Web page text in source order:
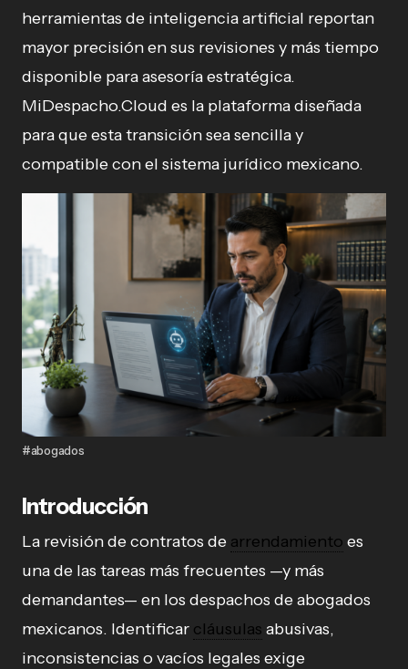
herramientas de inteligencia artificial reportan
mayor precisión en sus revisiones y más tiempo
disponible para asesoría estratégica.
MiDespacho.Cloud es la plataforma diseñada
para que esta transición sea sencilla y
compatible con el sistema jurídico mexicano.
#abogados
Introducción
La revisión de contratos de arrendamiento es
una de las tareas más frecuentes —y más
demandantes— en los despachos de abogados
mexicanos. Identificar cláusulas abusivas,
inconsistencias o vacíos legales exige